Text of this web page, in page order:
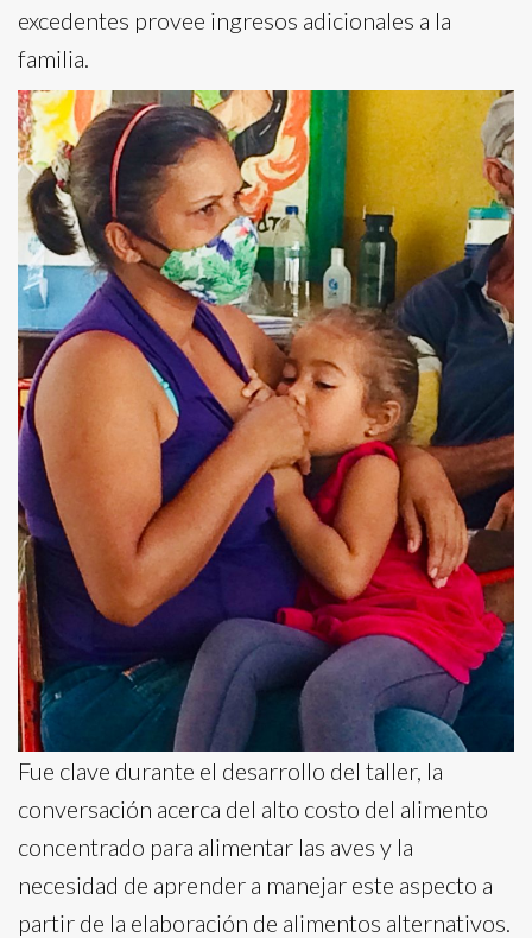
excedentes provee ingresos adicionales a la
familia.
Fue clave durante el desarrollo del taller, la
conversación acerca del alto costo del alimento
concentrado para alimentar las aves y la
necesidad de aprender a manejar este aspecto a
partir de la elaboración de alimentos alternativos.